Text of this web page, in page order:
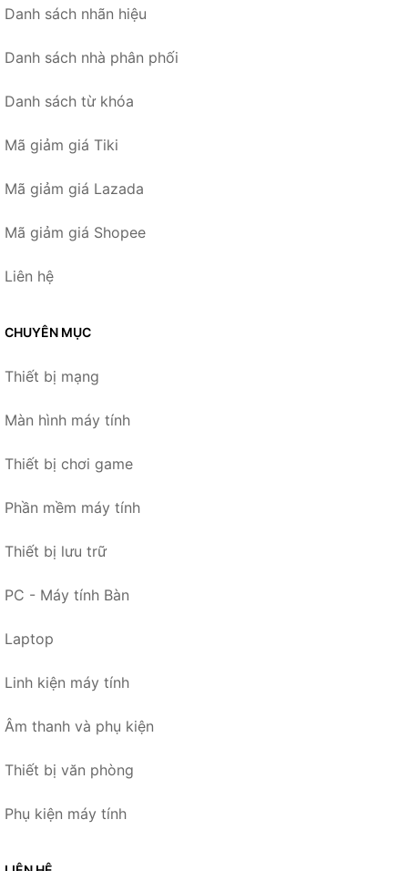
Danh sách nhãn hiệu
Danh sách nhà phân phối
Danh sách từ khóa
Mã giảm giá Tiki
Mã giảm giá Lazada
Mã giảm giá Shopee
Liên hệ
CHUYÊN MỤC
Thiết bị mạng
Màn hình máy tính
Thiết bị chơi game
Phần mềm máy tính
Thiết bị lưu trữ
PC - Máy tính Bàn
Laptop
Linh kiện máy tính
Âm thanh và phụ kiện
Thiết bị văn phòng
Phụ kiện máy tính